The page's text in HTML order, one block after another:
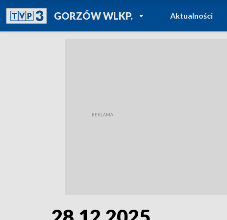
GORZÓW WLKP.POWRÓT DO
TVP REGIONY
Aktualności